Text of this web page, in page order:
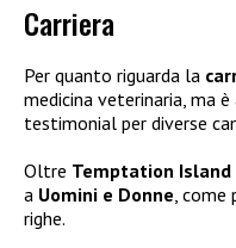
Carriera
Per quanto riguarda la
medicina veterinaria, ma
testimonial per diverse
Oltre Temptation Island
a Uomini e Donne, come
righe.